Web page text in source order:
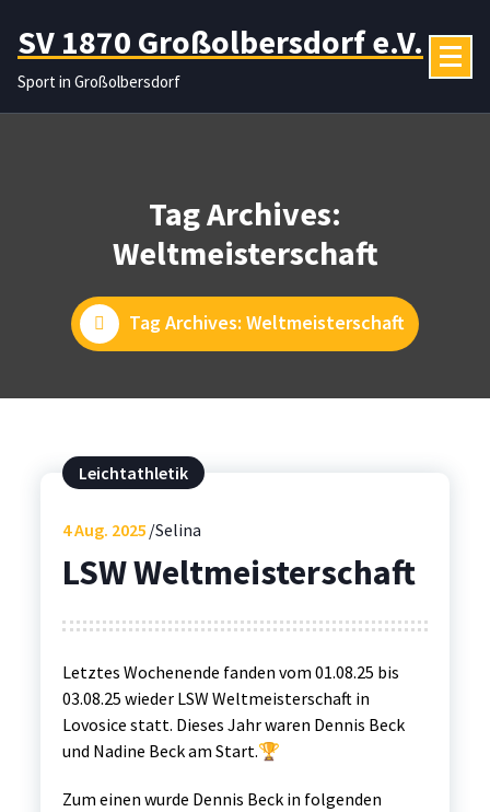
Inhalt
springen
SV 1870 Großolbersdorf e.V.
Sport in Großolbersdorf
Tag Archives:
Weltmeisterschaft
Tag Archives: Weltmeisterschaft
Leichtathletik
4Aug. 2025 Selina
LSW Weltmeisterschaft
Letztes Wochenende fanden vom 01.08.25 bis
03.08.25 wieder LSW Weltmeisterschaft in
Lovosice statt. Dieses Jahr waren Dennis Beck
und Nadine Beck am Start.🏆
Zum einen wurde Dennis Beck in folgenden